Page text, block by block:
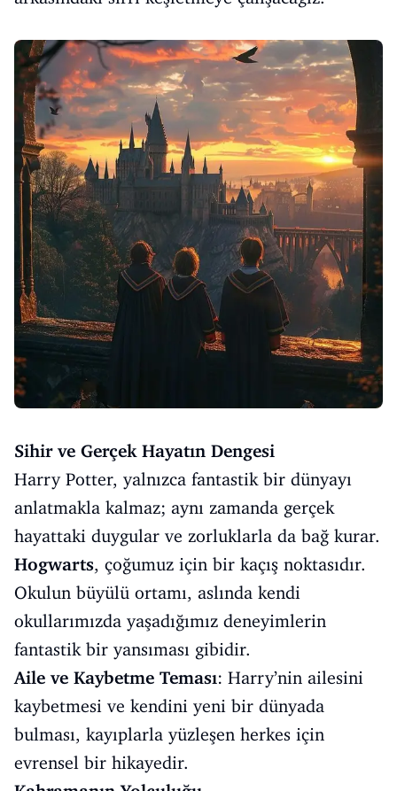
Sihir ve Gerçek Hayatın Dengesi
Harry Potter, yalnızca fantastik bir dünyayı
anlatmakla kalmaz; aynı zamanda gerçek
hayattaki duygular ve zorluklarla da bağ kurar.
Hogwarts, çoğumuz için bir kaçış noktasıdır.
Okulun büyülü ortamı, aslında kendi
okullarımızda yaşadığımız deneyimlerin
fantastik bir yansıması gibidir.
Aile ve Kaybetme Teması: Harry’nin ailesini
kaybetmesi ve kendini yeni bir dünyada
bulması, kayıplarla yüzleşen herkes için
evrensel bir hikayedir.